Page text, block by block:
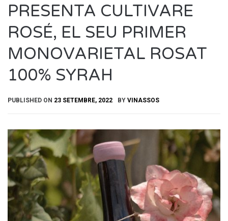
PRESENTA CULTIVARE
ROSÉ, EL SEU PRIMER
MONOVARIETAL ROSAT
100% SYRAH
PUBLISHED ON 23 SETEMBRE, 2022 BY VINASSOS